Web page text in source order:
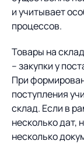
и учитывает
процессов.
Товары на
– закупки у
При
поступления
склад. Если в
несколько дат,
несколько